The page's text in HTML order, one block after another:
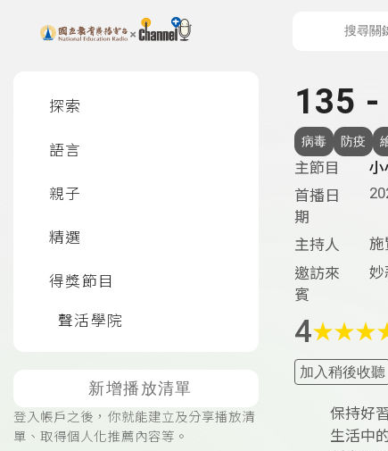
上方功能區塊
探索
語言
親子
精選
得獎節目
聲活學院
新增播放清單
登入帳戶之後，你就能建立及分享播放清
單、取得個人化推薦內容等。
135 -
病毒 防疫
主節目
小
首播日
期
主持人
施
邀訪來
賓
妙
4★★★
加入稍後收聽
保持好
生活中